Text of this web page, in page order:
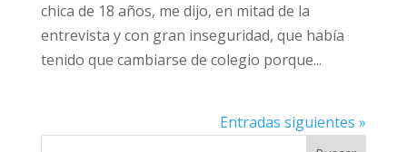
chica de 18 años, me dijo, en mitad de la
entrevista y con gran inseguridad, que había
tenido que cambiarse de colegio porque...
Entradas siguientes »